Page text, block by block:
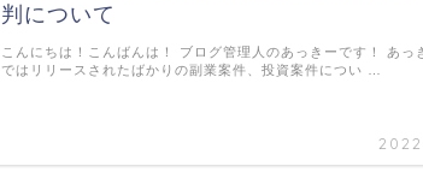
判について
2022
こんにちは！こんばんは！ ブログ管理人のあっきーです！ あっ
ではリリースされたばかりの副業案件、投資案件につい …